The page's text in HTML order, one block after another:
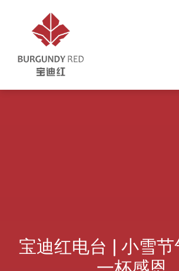
宝迪红电台 | 小雪节